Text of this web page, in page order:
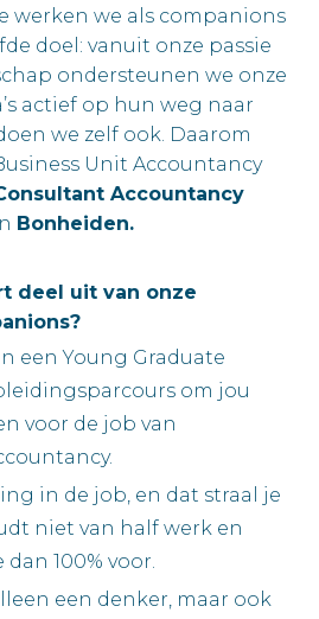
werken we als companions
doel: vanuit onze passie
ondersteunen we onze
actief op hun weg naar
we zelf ook. Daarom
Unit Accountancy
Accountancy
Bonheiden.
deel uit van onze
een Young Graduate
om jou
voor de job van
in de job, en dat straal je
niet van half werk en
100% voor.
een denker, maar ook